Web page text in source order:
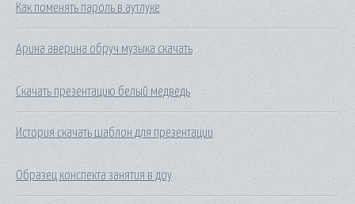
Как поменять пароль в аутлуке
Арина аверина обруч музыка скачать
Скачать презентацию белый медведь
История скачать шаблон для презентации
Образец конспекта занятия в доу